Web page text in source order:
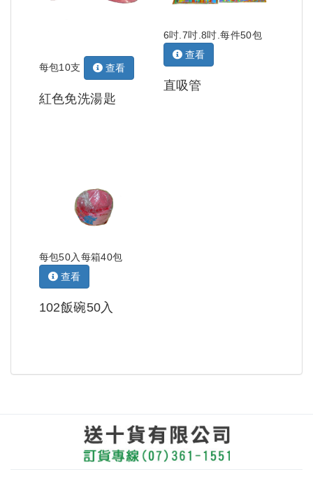
每包10支 查看
紅色免洗湯匙
6吋.7吋.8吋.每件50包
查看
直吸管
每包50入每箱40包
查看
102飯碗50入